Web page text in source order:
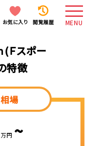
お気に入り 閲覧履歴 MENU
(Ｆスポー
特徴
場
万円 ~